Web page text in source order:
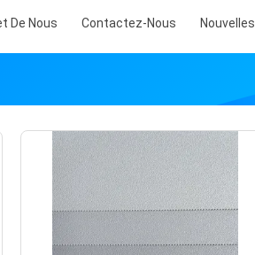
De Nous Contactez-Nous Nouvelles